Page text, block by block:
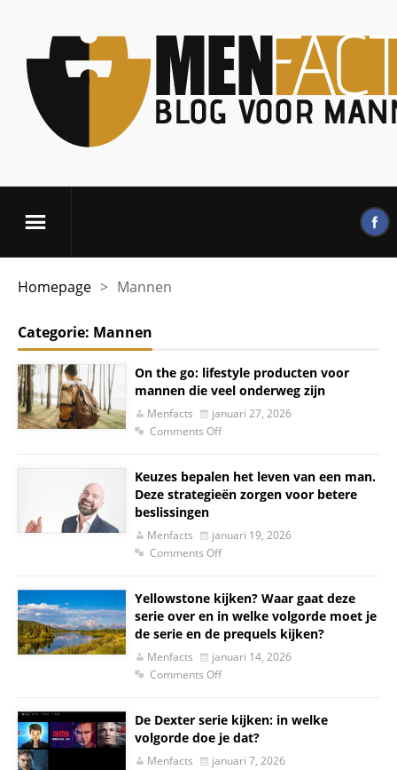
Homepage > Mannen
Categorie: Mannen
On the go: lifestyle producten voor
mannen die veel onderweg zijn
Menfacts
januari 27, 2026
Comments Off
Keuzes bepalen het leven van een man.
Deze strategieën zorgen voor betere
beslissingen
Menfacts
januari 19, 2026
Comments Off
Yellowstone kijken? Waar gaat deze
serie over en in welke volgorde moet je
de serie en de prequels kijken?
Menfacts
januari 14, 2026
Comments Off
De Dexter serie kijken: in welke
volgorde doe je dat?
Menfacts
januari 7, 2026